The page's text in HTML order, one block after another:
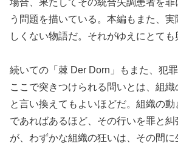
う問題を描いている。本編もまた、
しくない物語だ。それがゆえにとても
続いての「棘 Der Dorn」もまた、犯罪
ここで突きつけられる問いとは、組
と言い換えてもよいほどだ。組織の動
であればあるほど、その行いを罪と
が、わずかな組織の狂いは、その間に